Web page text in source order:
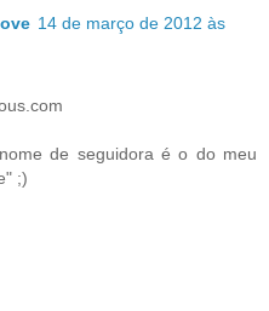
14 de março de 2012 às
de seguidora é o do meu
;)